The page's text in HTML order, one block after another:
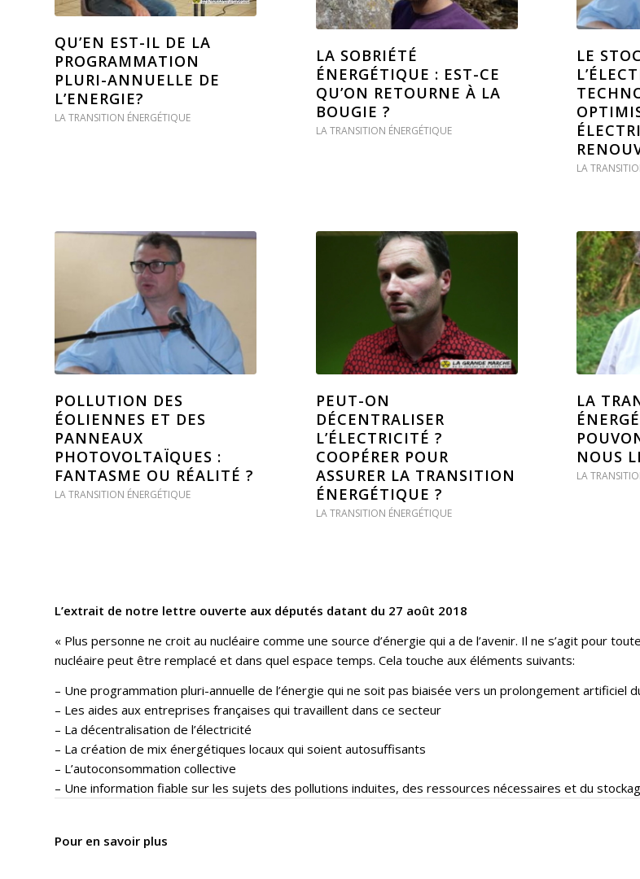
QU’EN EST-IL DE LA
PROGRAMMATION
PLURI-ANNUELLE DE
L’ENERGIE?
LA TRANSITION ÉNERGÉTIQUE
LA SOBRIÉTÉ
ÉNERGÉTIQUE : EST-CE
QU’ON RETOURNE À LA
BOUGIE ?
LA TRANSITION ÉNERGÉTIQUE
LE
LA
POLLUTION DES
ÉOLIENNES ET DES
PANNEAUX
PHOTOVOLTAÏQUES :
FANTASME OU RÉALITÉ ?
LA TRANSITION ÉNERGÉTIQUE
PEUT-ON
DÉCENTRALISER
L’ÉLECTRICITÉ ?
COOPÉRER POUR
ASSURER LA TRANSITION
ÉNERGÉTIQUE ?
LA TRANSITION ÉNERGÉTIQUE
LA
NOUS
LA
L’extrait de notre lettre ouverte aux députés datant du 27 août 2018
« Plus personne ne croit au nucléaire comme une source d’énergie qui a de l’avenir. Il ne s’agit pour
nucléaire peut être remplacé et dans quel espace temps. Cela touche aux éléments suivants:
– Une programmation pluri-annuelle de l’énergie qui ne soit pas biaisée vers un prolongement artificiel
– Les aides aux entreprises françaises qui travaillent dans ce secteur
– La décentralisation de l’électricité
– La création de mix énergétiques locaux qui soient autosuffisants
– L’autoconsommation collective
– Une information fiable sur les sujets des pollutions induites, des ressources nécessaires et du
Pour en savoir plus